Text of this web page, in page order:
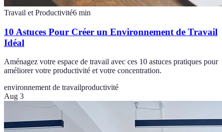
Travail et Productivité6 min
10 Astuces Pour Créer un Environnement de Travail
Idéal
Aménagez votre espace de travail avec ces 10 astuces pratiques pour
améliorer votre productivité et votre concentration.
environnement de travailproductivité
Aug 3